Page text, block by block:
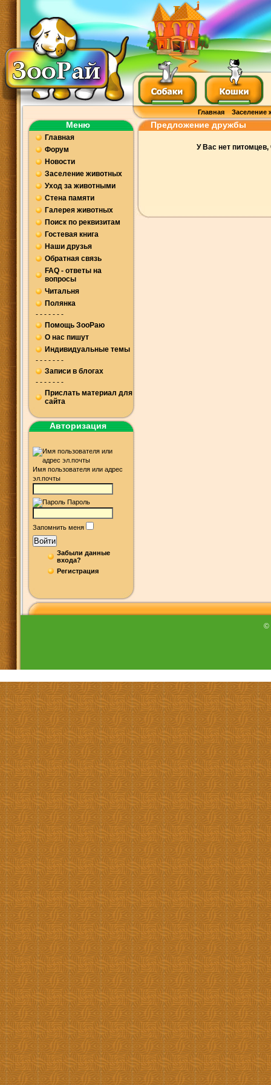
Главная Заселение
Меню
Главная
Форум
Новости
Заселение животных
Уход за животными
Стена памяти
Галерея животных
Поиск по реквизитам
Гостевая книга
Наши друзья
Обратная связь
FAQ - ответы на
вопросы
Читальня
Полянка
- - - - - - -
Помощь ЗооРаю
О нас пишут
Индивидуальные темы
- - - - - - -
Записи в блогах
- - - - - - -
Прислать материал для
сайта
Авторизация
Имя пользователя или адрес
эл.почты
Пароль
Запомнить меня
Войти
Забыли данные
входа?
Регистрация
Предложение дружбы
У Вас нет
©